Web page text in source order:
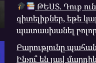
ԹԵՍՏ. Դուք
գիտելիքներ, եթե
պատասխանել
Բարությունը
Ինչու՞ են լավ